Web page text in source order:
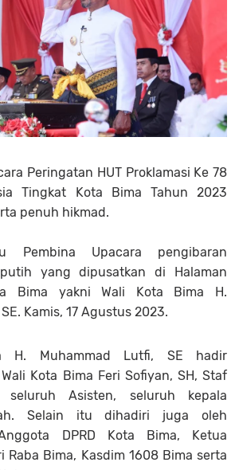
Peringatan HUT Proklamasi Ke 78
Tingkat Kota Bima Tahun 2023
penuh hikmad.
Pembina Upacara pengibaran
yang dipusatkan di Halaman
Bima yakni Wali Kota Bima H.
Kamis, 17 Agustus 2023.
H. Muhammad Lutfi, SE hadir
Kota Bima Feri Sofiyan, SH, Staf
Asisten, seluruh kepala
Selain itu dihadiri juga oleh
DPRD Kota Bima, Ketua
Raba Bima, Kasdim 1608 Bima serta